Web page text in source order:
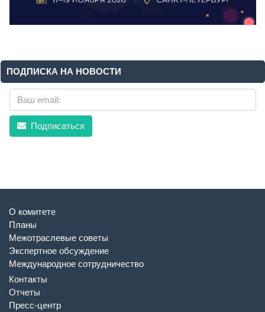
ПОДПИСКА НА НОВОСТИ
Подписаться
О комитете
Планы
Межотраслевые советы
Экспертное обсуждение
Международное сотрудничество
Контакты
Отчеты
Пресс-центр